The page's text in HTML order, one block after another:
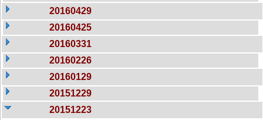
20160429
20160425
20160331
20160226
20160129
20151229
20151223